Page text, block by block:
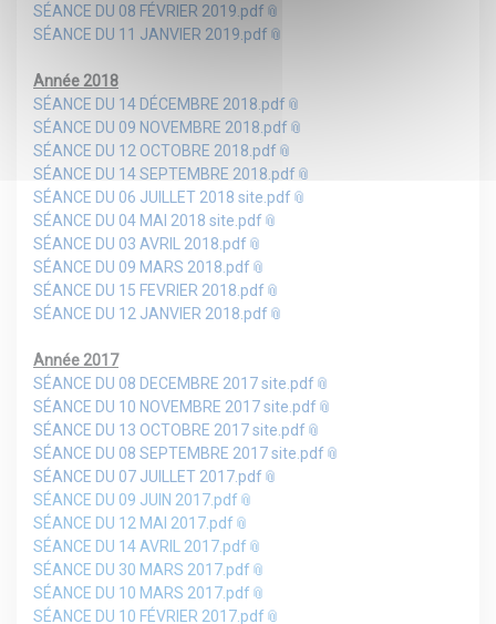
SÉANCE DU 08 FÉVRIER 2019.pdf
SÉANCE DU 11 JANVIER 2019.pdf
Année 2018
SÉANCE DU 14 DÉCEMBRE 2018.pdf
SÉANCE DU 09 NOVEMBRE 2018.pdf
SÉANCE DU 12 OCTOBRE 2018.pdf
SÉANCE DU 14 SEPTEMBRE 2018.pdf
SÉANCE DU 06 JUILLET 2018 site.pdf
SÉANCE DU 04 MAI 2018 site.pdf
SÉANCE DU 03 AVRIL 2018.pdf
SÉANCE DU 09 MARS 2018.pdf
SÉANCE DU 15 FEVRIER 2018.pdf
SÉANCE DU 12 JANVIER 2018.pdf
Année 2017
SÉANCE DU 08 DECEMBRE 2017 site.pdf
SÉANCE DU 10 NOVEMBRE 2017 site.pdf
SÉANCE DU 13 OCTOBRE 2017 site.pdf
SÉANCE DU 08 SEPTEMBRE 2017 site.pdf
SÉANCE DU 07 JUILLET 2017.pdf
SÉANCE DU 09 JUIN 2017.pdf
SÉANCE DU 12 MAI 2017.pdf
SÉANCE DU 14 AVRIL 2017.pdf
SÉANCE DU 30 MARS 2017.pdf
SÉANCE DU 10 MARS 2017.pdf
SÉANCE DU 10 FÉVRIER 2017.pdf